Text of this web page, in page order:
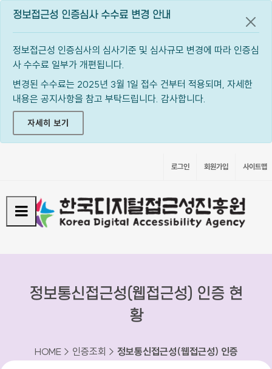
정보접근성 인증심사 수수료 변경 안내
정보접근성 인증심사의 심사기준 및 심사규모 변경에 따라 인증심
사 수수료 일부가 개편됩니다.
변경된 수수료는 2025년 3월 1일 접수 건부터 적용되며, 자세한
내용은 공지사항을 참고 부탁드립니다. 감사합니다.
자세히 보기
공지
로그인 회원가입 사이트맵
정보통신접근성(웹접근성) 인증 현
황
HOME > 인증조회 > 정보통신접근성(웹접근성) 인증